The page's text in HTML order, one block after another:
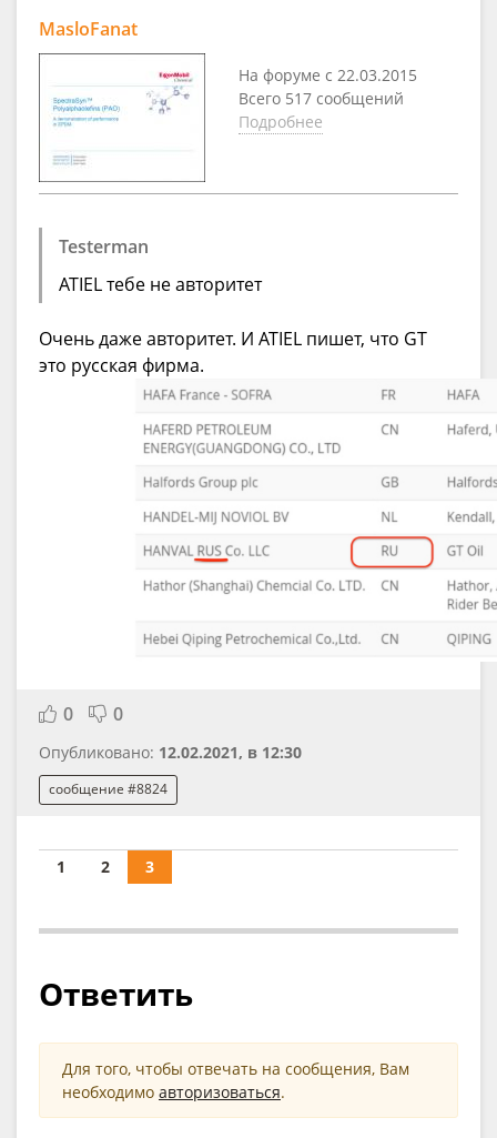
MasloFanat
На форуме с 22.03.2015
Всего 517 сообщений
Подробнее
Testerman
ATIEL тебе не авторитет
Очень даже авторитет. И ATIEL пишет, что GT
это русская фирма.
0 0
Опубликовано: 12.02.2021, в 12:30
сообщение #8824
1 2 3
Ответить
Для того, чтобы отвечать на сообщения, Вам
необходимо авторизоваться.